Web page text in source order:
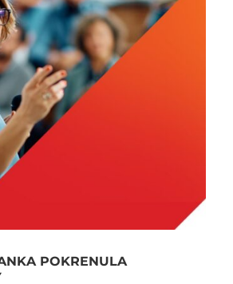
POKRENULA